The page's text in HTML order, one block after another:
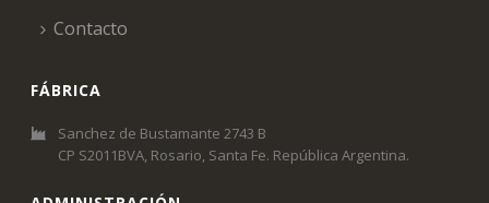
Contacto
FÁBRICA
Sanchez de Bustamante 2743 B
CP S2011BVA, Rosario, Santa Fe. República Argentina.